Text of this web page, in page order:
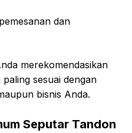
dan
merekomendasikan
sesuai dengan
bisnis Anda.
Seputar Tandon